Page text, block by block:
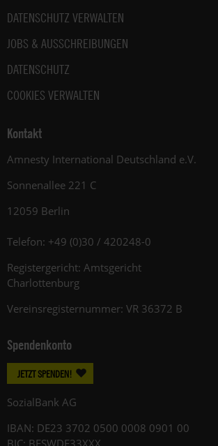
DATENSCHUTZ VERWALTEN
JOBS & AUSSCHREIBUNGEN
DATENSCHUTZ
COOKIES VERWALTEN
Kontakt
Amnesty International Deutschland e.V.
Sonnenallee 221 C
12059 Berlin
Telefon: +49 (0)30 / 420248-0
Registergericht: Amtsgericht
Charlottenburg
Vereinsregisternummer: VR 36372 B
Spendenkonto
JETZT SPENDEN!
SozialBank AG
IBAN: DE23 3702 0500 0008 0901 00
BIC: BFSWDE33XXX